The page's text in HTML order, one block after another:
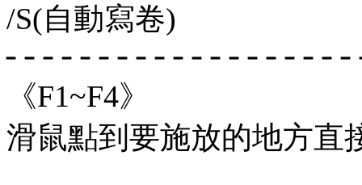
/S(自動寫卷)
《F1~F4》
滑鼠點到要施放的地方直